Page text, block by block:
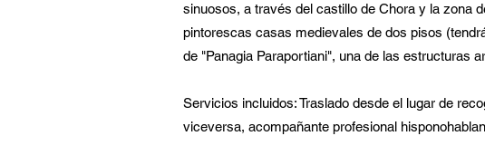
sinuosos, a través del castillo de Chora y la zona
pintorescas casas medievales de dos pisos
de "Panagia Paraportiani", una de las estructuras
Servicios incluidos: Traslado desde el lugar de
viceversa, acompañante profesional